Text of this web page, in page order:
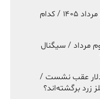
بازدهی بازارها در هفته دوم مرداد ۱۴۰۵ / کدام
مرداد / سیگنال
دلار عقب نشست /
زرد برگشته‌اند؟